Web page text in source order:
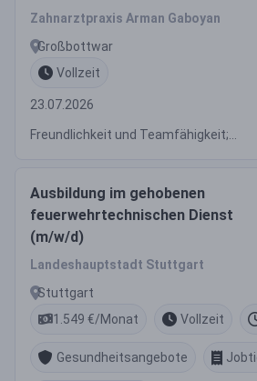
Zahnarztpraxis Arman Gaboyan
Großbottwar
Vollzeit
23.07.2026
Freundlichkeit und Teamfähigkeit;...
Ausbildung im gehobenen
feuerwehrtechnischen Dienst
(m/w/d)
Landeshauptstadt Stuttgart
Stuttgart
1.549 €/Monat
Vollzeit
Gesundheitsangebote